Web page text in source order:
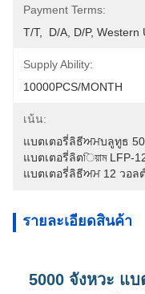
Payment Terms:
T/T,  D/A, D/P, Western
Supply Ability:
10000PCS/MONTH
เน้น:
แบตเตอรี่ลิธีਅਮบลูทูธ
แบตเตอรี่ลิตিয়াম LFP-
แบตเตอรี่ลิธีਅਮ 12 วอล
รายละเอียดสินค้า
5000 จังหวะ แ